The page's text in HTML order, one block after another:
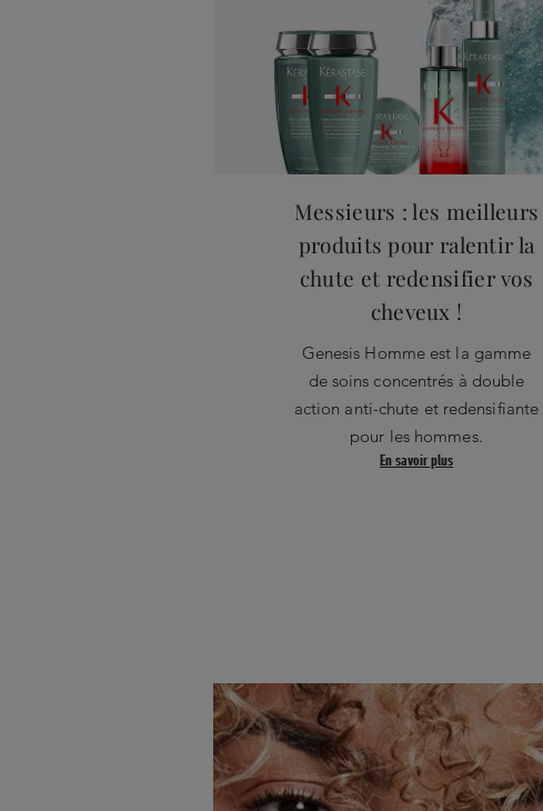
Messieurs : les meilleurs
produits pour ralentir la
chute et redensifier vos
cheveux !
Genesis Homme est la gamme
de soins concentrés à double
action anti-chute et redensifiante
pour les hommes.
En savoir plus